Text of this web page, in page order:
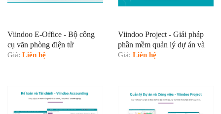
Viindoo E-Office - Bộ công
cụ văn phòng điện tử
Giá: Liên hệ
Viindoo Project - Giải pháp
phần mềm quản lý dự án và
công việc hỗ trợ
Giá: Liên hệ